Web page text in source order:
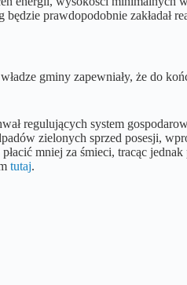
prawdopodobnie zakładał
gminy zapewniały, że do
regulujących system
zielonych sprzed posesji,
mniej za śmieci, tracąc
tutaj.